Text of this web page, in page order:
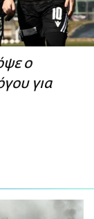
ο
για